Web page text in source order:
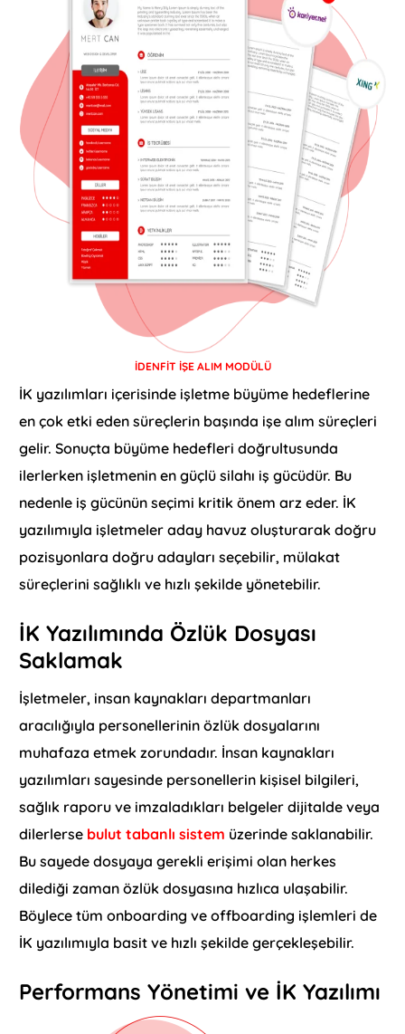
İDENFİT İŞE ALIM MODÜLÜ
İK yazılımları içerisinde işletme büyüme hedeflerine
en çok etki eden süreçlerin başında işe alım süreçleri
gelir. Sonuçta büyüme hedefleri doğrultusunda
ilerlerken işletmenin en güçlü silahı iş gücüdür. Bu
nedenle iş gücünün seçimi kritik önem arz eder. İK
yazılımıyla işletmeler aday havuz oluşturarak doğru
pozisyonlara doğru adayları seçebilir, mülakat
süreçlerini sağlıklı ve hızlı şekilde yönetebilir.
İK Yazılımında Özlük Dosyası
Saklamak
İşletmeler, insan kaynakları departmanları
aracılığıyla personellerinin özlük dosyalarını
muhafaza etmek zorundadır. İnsan kaynakları
yazılımları sayesinde personellerin kişisel bilgileri,
sağlık raporu ve imzaladıkları belgeler dijitalde veya
dilerlerse bulut tabanlı sistem üzerinde saklanabilir.
Bu sayede dosyaya gerekli erişimi olan herkes
dilediği zaman özlük dosyasına hızlıca ulaşabilir.
Böylece tüm onboarding ve offboarding işlemleri de
İK yazılımıyla basit ve hızlı şekilde gerçekleşebilir.
Performans Yönetimi ve İK Yazılımı